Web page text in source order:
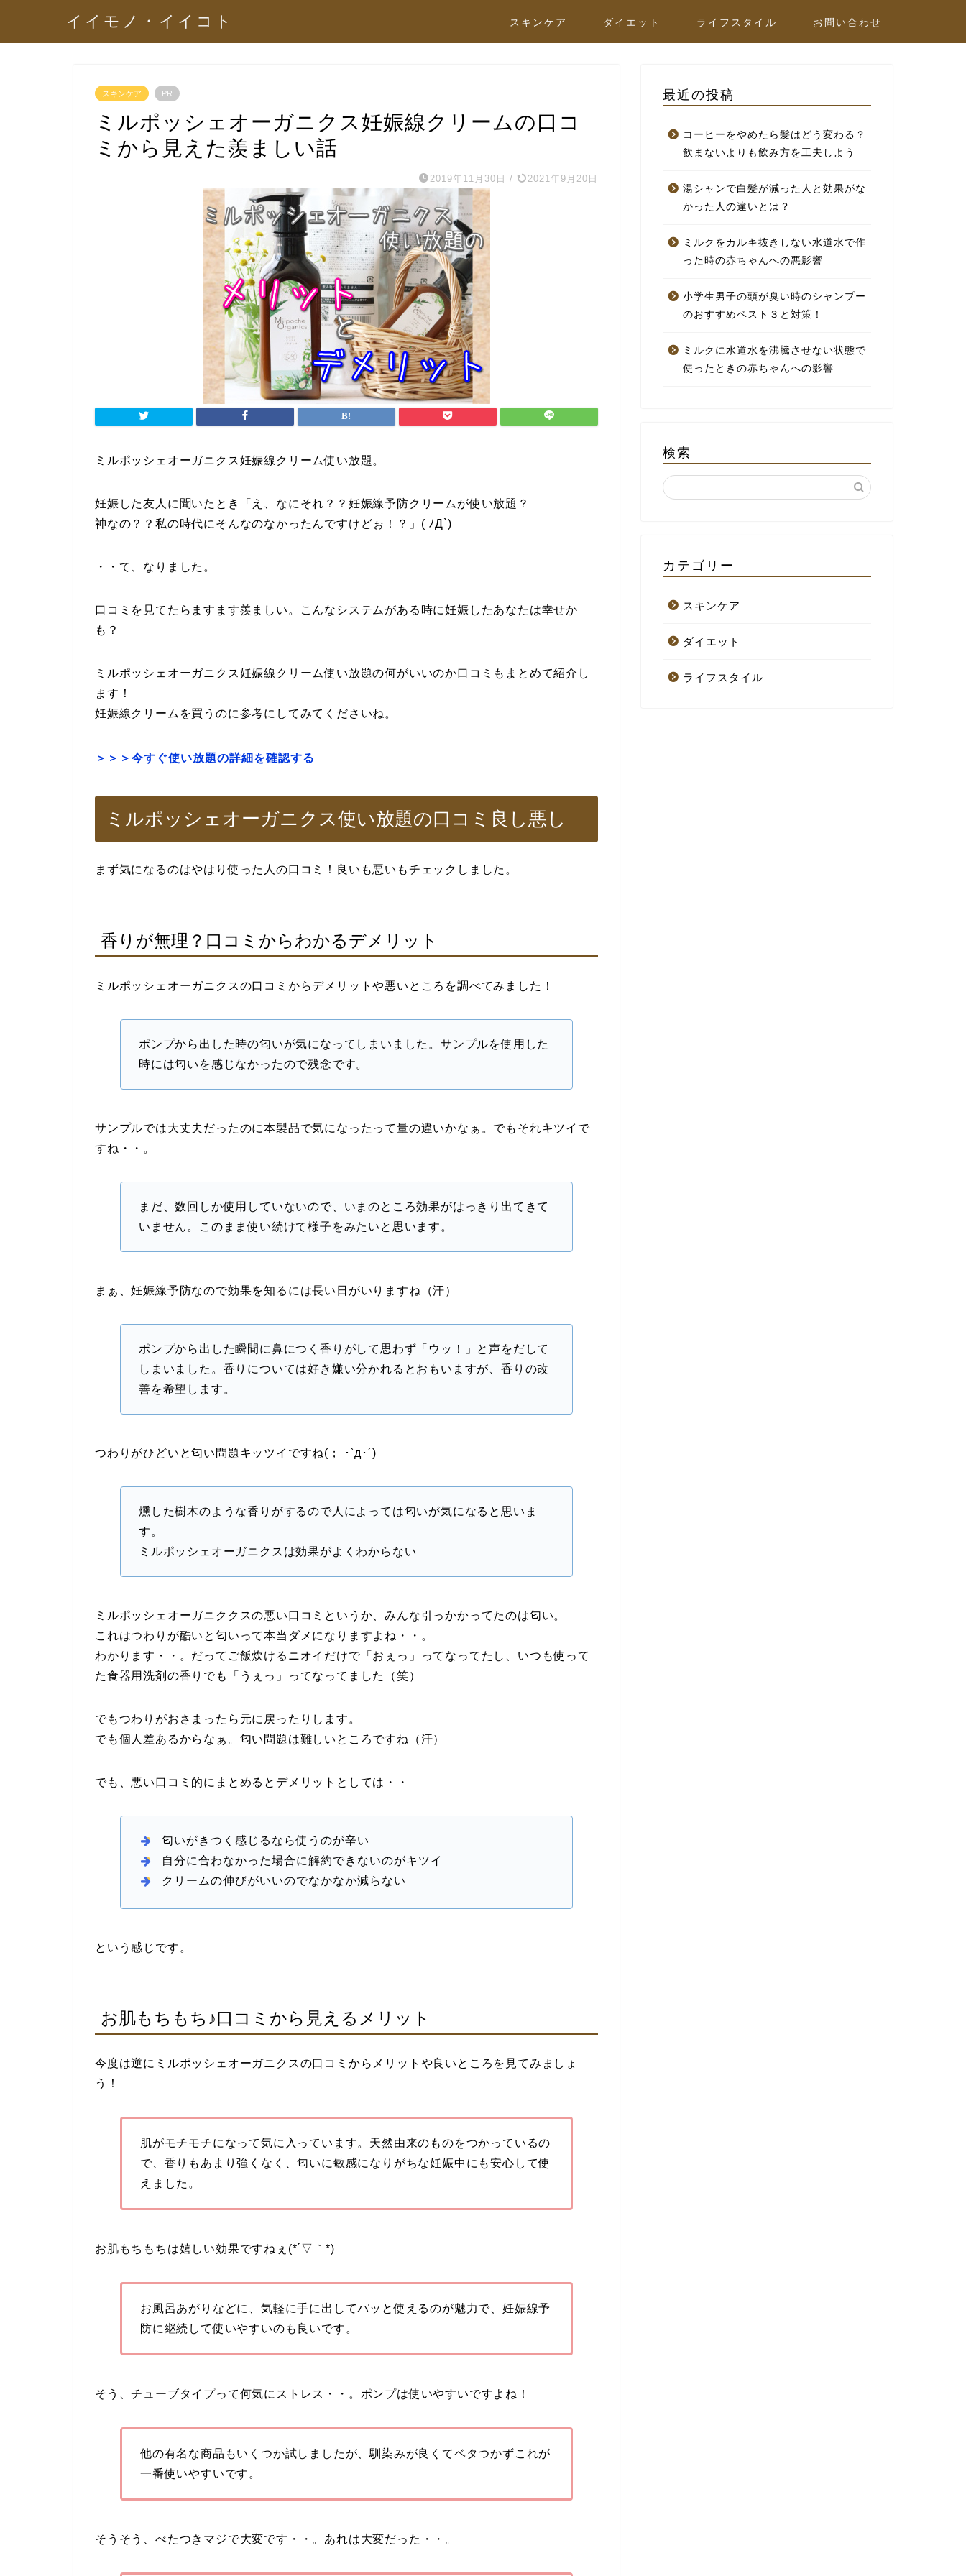
イイモノ・イイコト スキンケア ダイエット ライフスタイル お問い合わせ
スキンケア PR
ミルポッシェオーガニクス妊娠線クリームの口コ
ミから見えた羨ましい話
2019年11月30日 / 2021年9月20日
ミルポッシェオーガニクス妊娠線クリーム使い放題。
妊娠した友人に聞いたとき「え、なにそれ？？妊娠線予防クリームが使い放題？
神なの？？私の時代にそんなのなかったんですけどぉ！？」( ﾉД`)
・・て、なりました。
口コミを見てたらますます羨ましい。こんなシステムがある時に妊娠したあなたは幸せか
も？
ミルポッシェオーガニクス妊娠線クリーム使い放題の何がいいのか口コミもまとめて紹介し
ます！
妊娠線クリームを買うのに参考にしてみてくださいね。
＞＞＞今すぐ使い放題の詳細を確認する
ミルポッシェオーガニクス使い放題の口コミ良し悪し
まず気になるのはやはり使った人の口コミ！良いも悪いもチェックしました。
香りが無理？口コミからわかるデメリット
ミルポッシェオーガニクスの口コミからデメリットや悪いところを調べてみました！
ポンプから出した時の匂いが気になってしまいました。サンプルを使用した
時には匂いを感じなかったので残念です。
サンプルでは大丈夫だったのに本製品で気になったって量の違いかなぁ。でもそれキツイで
すね・・。
まだ、数回しか使用していないので、いまのところ効果がはっきり出てきて
いません。このまま使い続けて様子をみたいと思います。
まぁ、妊娠線予防なので効果を知るには長い日がいりますね（汗）
ポンプから出した瞬間に鼻につく香りがして思わず「ウッ！」と声をだして
しまいました。香りについては好き嫌い分かれるとおもいますが、香りの改
善を希望します。
つわりがひどいと匂い問題キッツイですね(； ･`д･´)
燻した樹木のような香りがするので人によっては匂いが気になると思いま
す。
ミルポッシェオーガニクスは効果がよくわからない
ミルポッシェオーガニククスの悪い口コミというか、みんな引っかかってたのは匂い。
これはつわりが酷いと匂いって本当ダメになりますよね・・。
わかります・・。だってご飯炊けるニオイだけで「おぇっ」ってなってたし、いつも使って
た食器用洗剤の香りでも「うぇっ」ってなってました（笑）
でもつわりがおさまったら元に戻ったりします。
でも個人差あるからなぁ。匂い問題は難しいところですね（汗）
でも、悪い口コミ的にまとめるとデメリットとしては・・
匂いがきつく感じるなら使うのが辛い
自分に合わなかった場合に解約できないのがキツイ
クリームの伸びがいいのでなかなか減らない
という感じです。
お肌もちもち♪口コミから見えるメリット
今度は逆にミルポッシェオーガニクスの口コミからメリットや良いところを見てみましょ
う！
肌がモチモチになって気に入っています。天然由来のものをつかっているの
で、香りもあまり強くなく、匂いに敏感になりがちな妊娠中にも安心して使
えました。
お肌もちもちは嬉しい効果ですねぇ(*´▽｀*)
お風呂あがりなどに、気軽に手に出してパッと使えるのが魅力で、妊娠線予
防に継続して使いやすいのも良いです。
そう、チューブタイプって何気にストレス・・。ポンプは使いやすいですよね！
他の有名な商品もいくつか試しましたが、馴染みが良くてベタつかずこれが
一番使いやすいです。
そうそう、べたつきマジで大変です・・。あれは大変だった・・。
最近の投稿
コーヒーをやめたら髪はどう変わる？
飲まないよりも飲み方を工夫しよう
湯シャンで白髪が減った人と効果がな
かった人の違いとは？
ミルクをカルキ抜きしない水道水で作
った時の赤ちゃんへの悪影響
小学生男子の頭が臭い時のシャンプー
のおすすめベスト３と対策！
ミルクに水道水を沸騰させない状態で
使ったときの赤ちゃんへの影響
検索
カテゴリー
スキンケア
ダイエット
ライフスタイル